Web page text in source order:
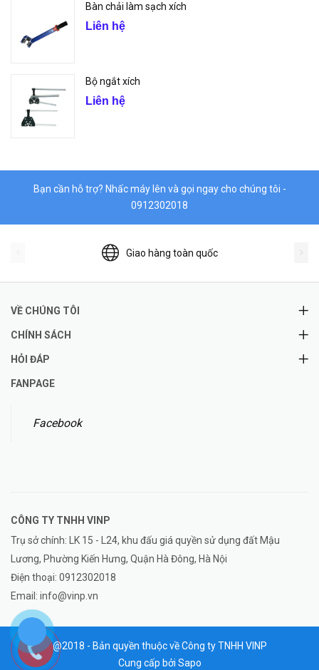
Bàn chải làm sạch xích
Liên hệ
Bộ ngắt xích
Liên hệ
Bạn cần hỗ trợ? Nhấc máy lên và gọi ngay cho chúng tôi -
0912302018
Giao hàng toàn quốc
VỀ CHÚNG TÔI
CHÍNH SÁCH
HỎI ĐÁP
FANPAGE
Facebook
CÔNG TY TNHH VINP
Trụ sở chính: LK 15 - L24, khu đấu giá quyền sử dụng đất Mậu
Lương, Phường Kiến Hưng, Quận Hà Đông, Hà Nội
Điện thoại: 0912302018
Email: info@vinp.vn
@2018 - Bản quyền thuộc về Công ty TNHH VINP
Cung cấp bởi Sapo